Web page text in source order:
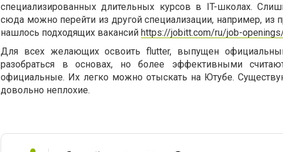
специализированных длительных курсов в IT-школах.
сюда можно перейти из другой специализации, например, из
нашлось подходящих вакансий https://jobitt.com/ru/job-
Для всех желающих освоить flutter, выпущен
разобраться в основах, но более эффективными
официальные. Их легко можно отыскать на Ютубе.
довольно неплохие.